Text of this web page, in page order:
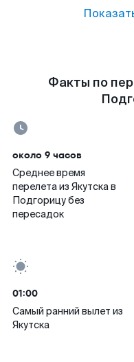
Факты по
около 9 часов
Среднее время
перелета из Якутска в
Подгорицу без
пересадок
01:00
Самый ранний вылет из
Якутска